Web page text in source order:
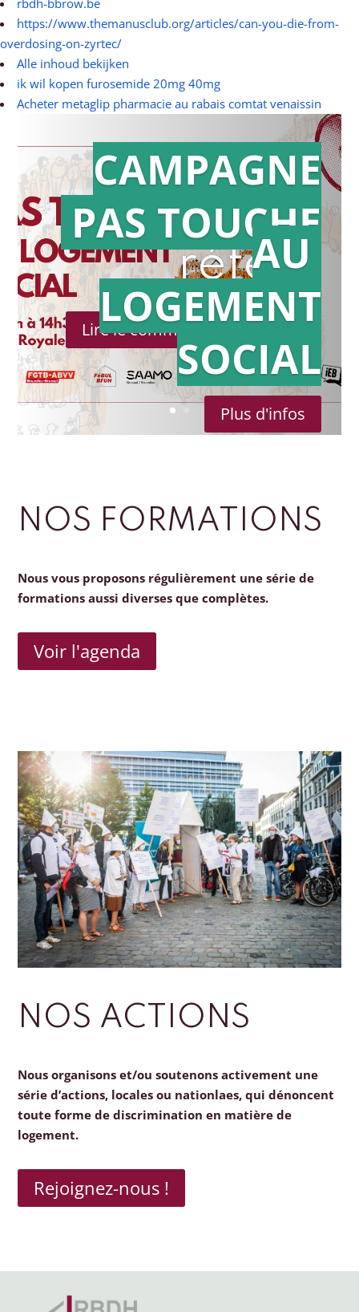
rbdh-bbrow.be
https://www.themanusclub.org/articles/can-you-die-from-
overdosing-on-zyrtec/
Alle inhoud bekijken
ik wil kopen furosemide 20mg 40mg
Acheter metaglip pharmacie au rabais comtat venaissin
Action en
référé
Lire le communiqué de presse
CAMPAGNE
PAS TOUCHE
AU
LOGEMENT
SOCIAL
Plus d'infos
NOS FORMATIONS
Nous vous proposons régulièrement une série de
formations aussi diverses que complètes.
Voir l'agenda
NOS ACTIONS
Nous organisons et/ou soutenons activement une
série d’actions, locales ou nationlaes, qui dénoncent
toute forme de discrimination en matière de
logement.
Rejoignez-nous !